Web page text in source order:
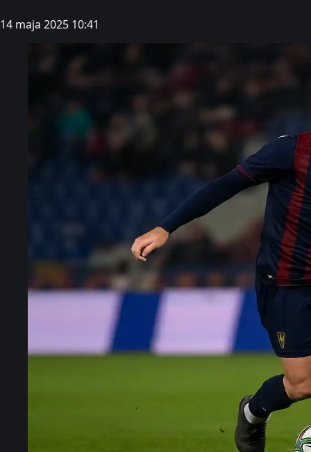
14 maja 2025 10:41